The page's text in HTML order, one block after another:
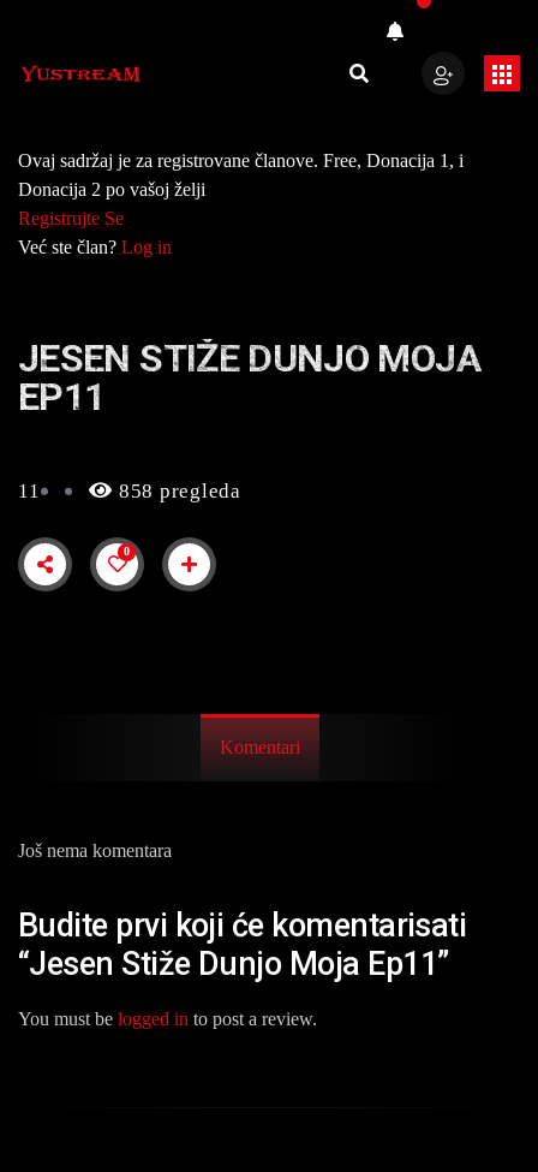
Ovaj sadržaj je za registrovane članove. Free, Donacija 1, i
Donacija 2 po vašoj želji
Registrujte Se
Već ste član? Log in
JESEN STIŽE DUNJO MOJA
EP11
11 858 pregleda
0
Komentari
Još nema komentara
Budite prvi koji će komentarisati
“Jesen Stiže Dunjo Moja Ep11”
You must be logged in to post a review.